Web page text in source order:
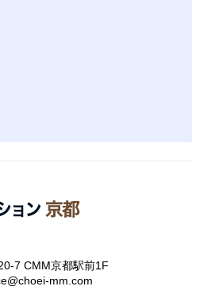
7 CMM京都駅前1F
mm.com